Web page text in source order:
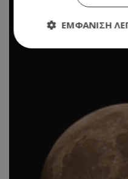
ΕΜΦΆΝΙΣΗ
Μη
Τα απολύτως
βασικές λειτουργίες
σύνδεση χρήστη και
Ο ιστότοπος δεν
χωρίς τα απολύτως